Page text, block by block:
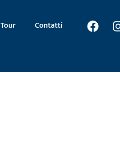
Tour Contatti